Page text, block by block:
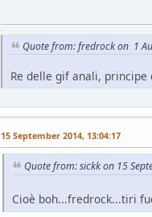
Quote from: fredrock on 1
Re delle gif anali,
15 September 2014, 13:04:17
Quote from: sickk on 15
Cioè boh...fredrock...tiri